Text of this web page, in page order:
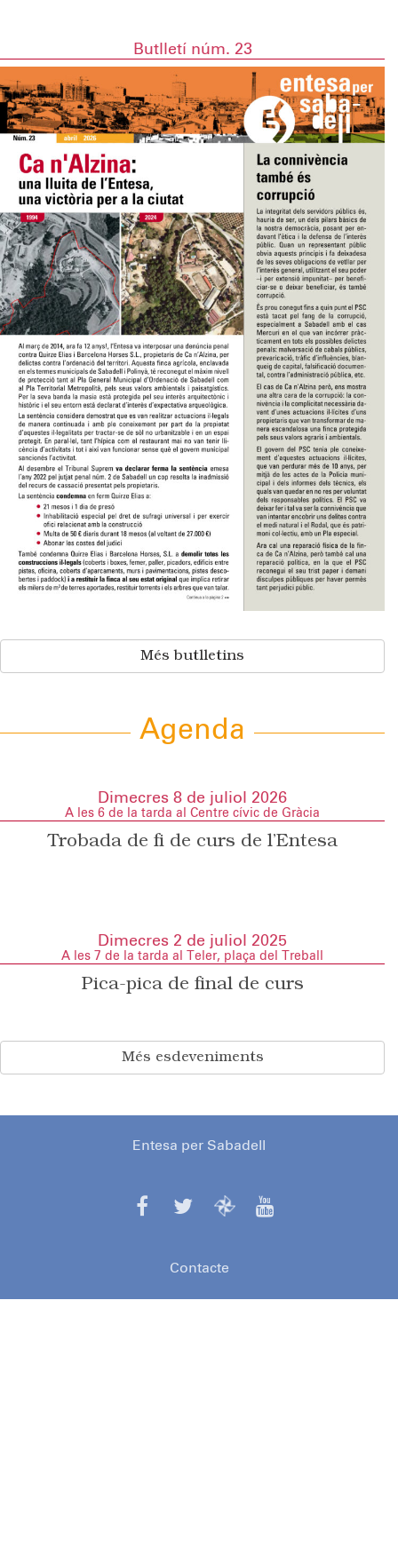
Butlletí núm. 23
Més butlletins
Agenda
Dimecres 8 de juliol 2026
A les 6 de la tarda al Centre cívic de Gràcia
Trobada de fi de curs de l’Entesa
Dimecres 2 de juliol 2025
A les 7 de la tarda al Teler, plaça del Treball
Pica-pica de final de curs
Més esdeveniments
Entesa per Sabadell
Contacte